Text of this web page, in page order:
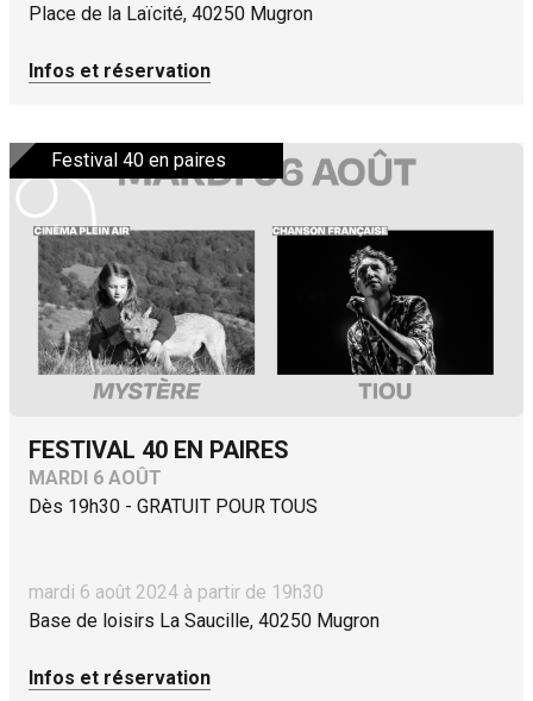
Place de la Laïcité, 40250 Mugron
Infos et réservation
Festival 40 en paires
FESTIVAL 40 EN PAIRES
MARDI 6 AOÛT
Dès 19h30 - GRATUIT POUR TOUS
mardi 6 août 2024 à partir de 19h30
Base de loisirs La Saucille, 40250 Mugron
Infos et réservation